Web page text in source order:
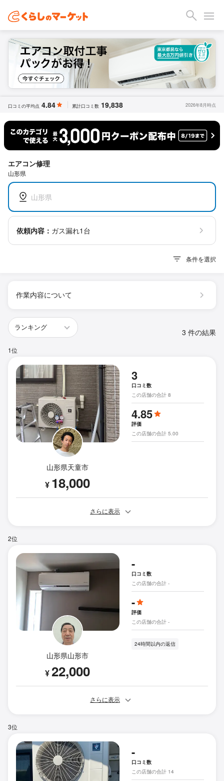
口コミの平均点 4.84 累計口コミ数 19,838 2026年8月時点
エアコン修理
山形県
山形県
依頼内容： ガス漏れ1台
条件を選択
作業内容について
3 件の結果
1位
山形県天童市
¥ 18,000
3
口コミ数
この店舗の合計 8
4.85
評価
この店舗の合計 5.00
さらに表示
2位
山形県山形市
¥22,000
-
口コミ数
この店舗の合計 -
-
評価
この店舗の合計 -
24時間以内の返信
さらに表示
3位
-
口コミ数
この店舗の合計 14